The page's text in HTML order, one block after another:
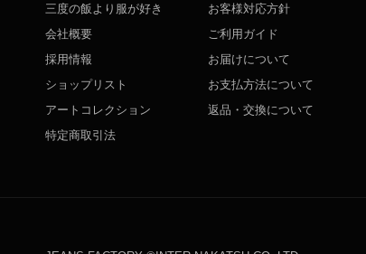
三度の飯より服が好き
会社概要
採用情報
ショップリスト
アートコレクション
特定商取引法
お客様対応方針
ご利用ガイド
お届けについて
お支払方法について
返品・交換について